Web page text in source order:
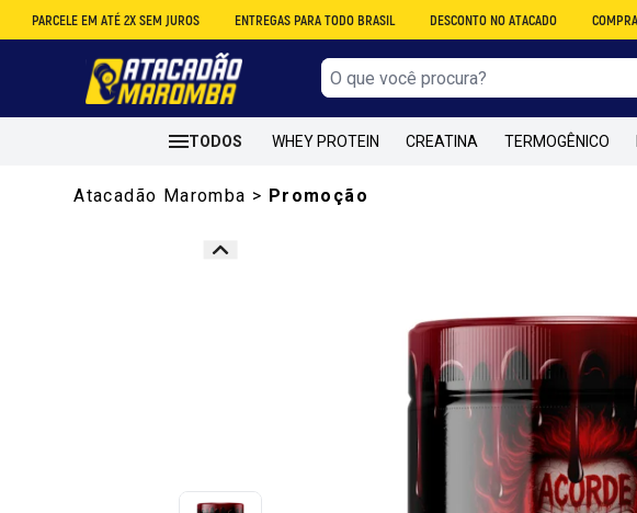
EM ATÉ 2X SEM JUROS ENTREGAS PARA TODO BRASIL DESCONTO NO ATACADO COMPRA SEGURA
TODOS WHEY PROTEIN CREATINA TERMOGÊNICO
Atacadão Maromba > Promoção